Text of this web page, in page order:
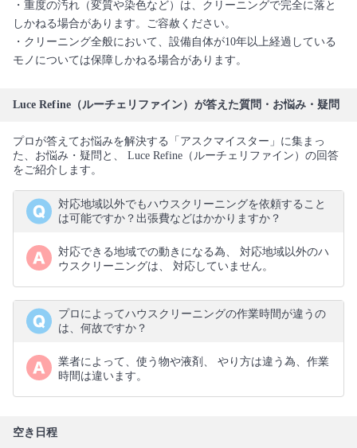
・重度の汚れ（変質や染色など）は、クリーニングで完全に落と
しかねる場合があります。ご容赦ください。
・クリーニング全般において、設備自体が10年以上経過している
モノについては保障しかねる場合があります。
Luce Refine（ルーチェリファイン）が答えた質問・お悩み・疑問
プロが答えてお悩みを解決する「アスクマイスター」に集まっ
た、お悩み・疑問と、 Luce Refine（ルーチェリファイン）の回答
をご紹介します。
対応地域以外でもハウスクリーニングを依頼すること
は可能ですか？出張費などはかかりますか？
対応できる地域での動きになる為、 対応地域以外のハ
ウスクリーニングは、 対応していません。
プロによってハウスクリーニングの作業時間が違うの
は、何故ですか？
業者によって、使う物や液剤、 やり方は違う為、作業
時間は違います。
空き日程